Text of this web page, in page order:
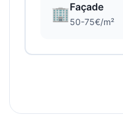
🏢Façade
50-75€/m²